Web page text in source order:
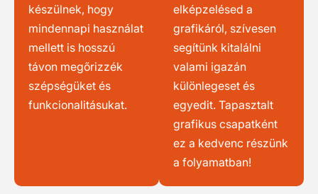
készülnek, hogy
mindennapi használat
mellett is hosszú
távon megőrizzék
szépségüket és
funkcionalitásukat.
elképzelésed a
grafikáról, szívesen
segítünk kitalálni
valami igazán
különlegeset és
egyedit. Tapasztalt
grafikus csapatként
ez a kedvenc részünk
a folyamatban!